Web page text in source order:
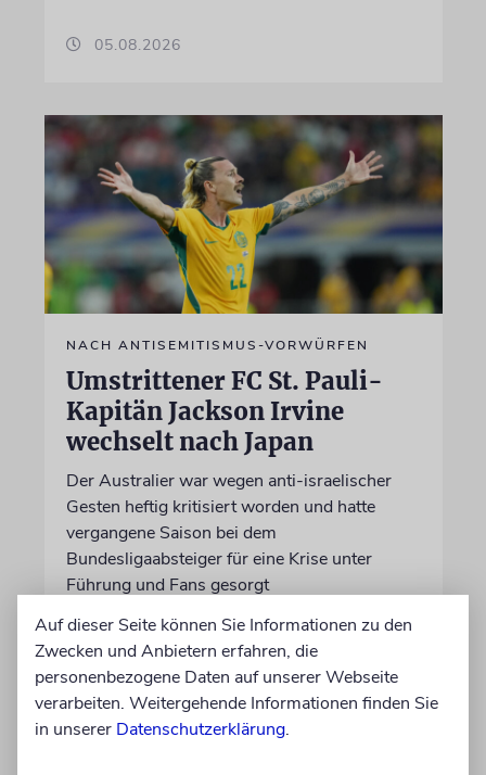
05.08.2026
NACH ANTISEMITISMUS-VORWÜRFEN
Umstrittener FC St. Pauli-
Kapitän Jackson Irvine
wechselt nach Japan
Der Australier war wegen anti-israelischer
Gesten heftig kritisiert worden und hatte
vergangene Saison bei dem
Bundesligaabsteiger für eine Krise unter
Führung und Fans gesorgt
05.08.2026
Auf dieser Seite können Sie Informationen zu den
Zwecken und Anbietern erfahren, die
personenbezogene Daten auf unserer Webseite
verarbeiten. Weitergehende Informationen finden Sie
in unserer Datenschutzerklärung.